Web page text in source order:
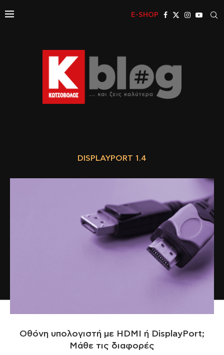
E-SHOP
DISPLAYPORT 1.4
Οθόνη υπολογιστή με ΗDMI ή DisplayPort;
Μάθε τις διαφορές